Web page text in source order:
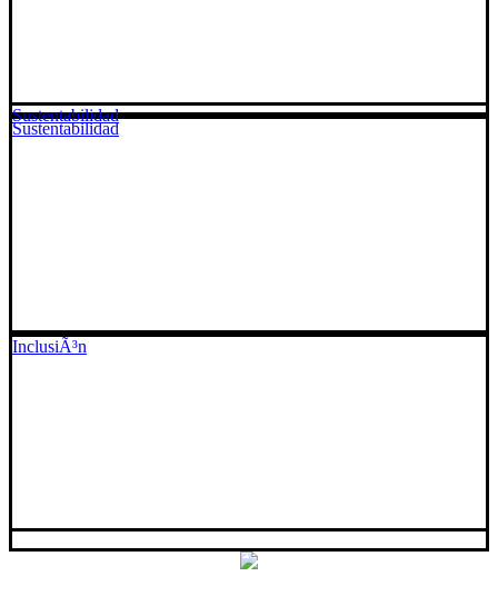
Sustentabilidad
InclusiÃ³n
Sustentabilidad